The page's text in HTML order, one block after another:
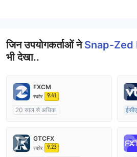
जिन उपयोगकर्ताओं नेSnap-
भी देखा..
FXCM
स्कोर 9.41
20 साल से अधिक
मार्केट मेकिंग (एमएम)
मुख्य-लेबल MT4
GTCFX
स्कोर 9.23